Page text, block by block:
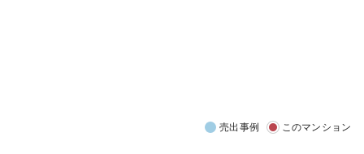
売出事例 このマンション